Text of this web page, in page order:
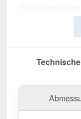
wurde speziell
abzuleitenund
überzeugt durch
Beschichtung.
Hergestellt aus